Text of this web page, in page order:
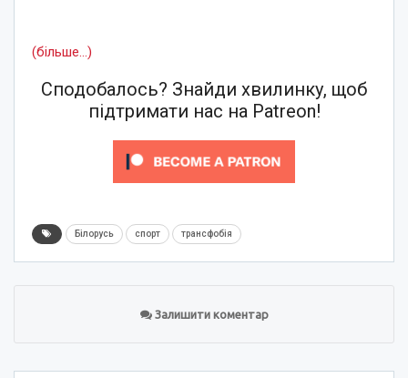
(більше…)
Сподобалось? Знайди хвилинку, щоб
підтримати нас на Patreon!
Білорусь спорт трансфобія
Залишити коментар